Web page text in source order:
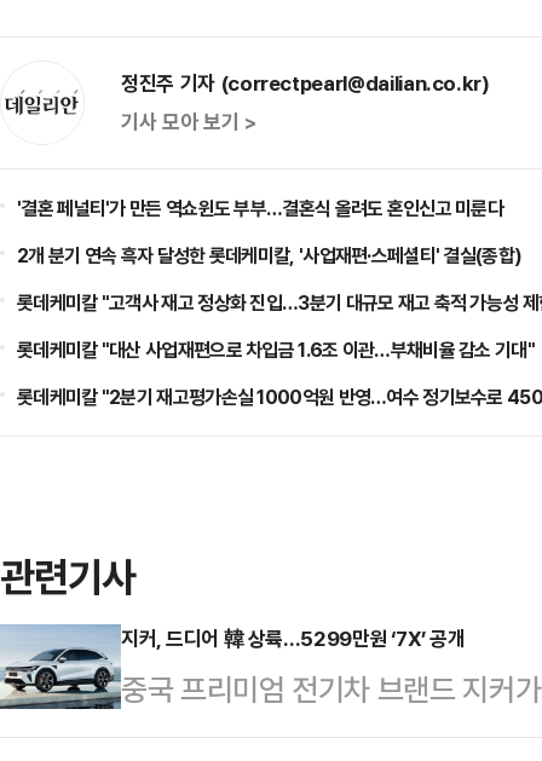
정진주 기자 (correctpearl@dailian.co.kr)
기사 모아 보기 >
'결혼 페널티'가 만든 역쇼윈도 부부…결혼식 올려도 혼인신고 미룬다
2개 분기 연속 흑자 달성한 롯데케미칼, '사업재편·스페셜티' 결실(종합)
롯데케미칼 "고객사 재고 정상화 진입…3분기 대규모 재고 축적 가능성
롯데케미칼 "대산 사업재편으로 차입금 1.6조 이관…부채비율 감소 기대"
롯데케미칼 "2분기 재고평가손실 1000억원 반영…여수 정기보수로
관련기사
지커, 드디어 韓 상륙…5299만원 ‘7X’ 공개
중국 프리미엄 전기차 브랜드 지커
국 시장 공식 진입을 알렸다. BYD